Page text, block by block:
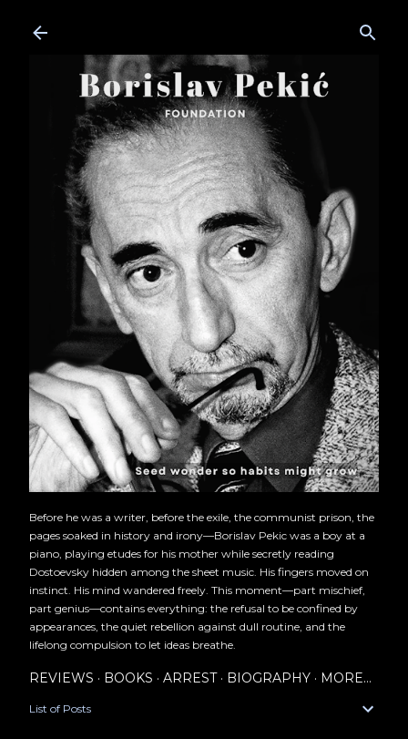
Before he was a writer, before the exile, the communist prison, the
pages soaked in history and irony—Borislav Pekic was a boy at a
piano, playing etudes for his mother while secretly reading
Dostoevsky hidden among the sheet music. His fingers moved on
instinct. His mind wandered freely. This moment—part mischief,
part genius—contains everything: the refusal to be confined by
appearances, the quiet rebellion against dull routine, and the
lifelong compulsion to let ideas breathe.
REVIEWS BOOKS ARREST BIOGRAPHY MORE…
List of Posts